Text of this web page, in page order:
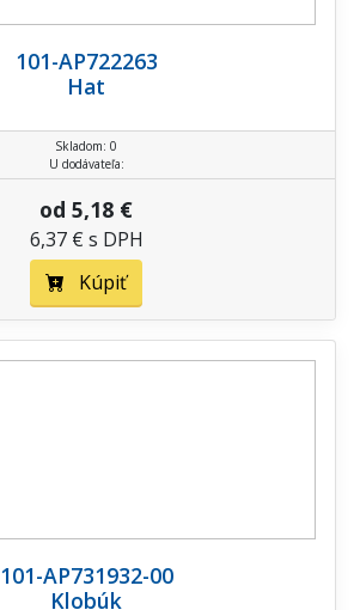
101-AP722263
Hat
Skladom: 0
U dodávateľa:
od 5,18 €
6,37 € s DPH
Kúpiť
101-AP731932-00
Klobúk